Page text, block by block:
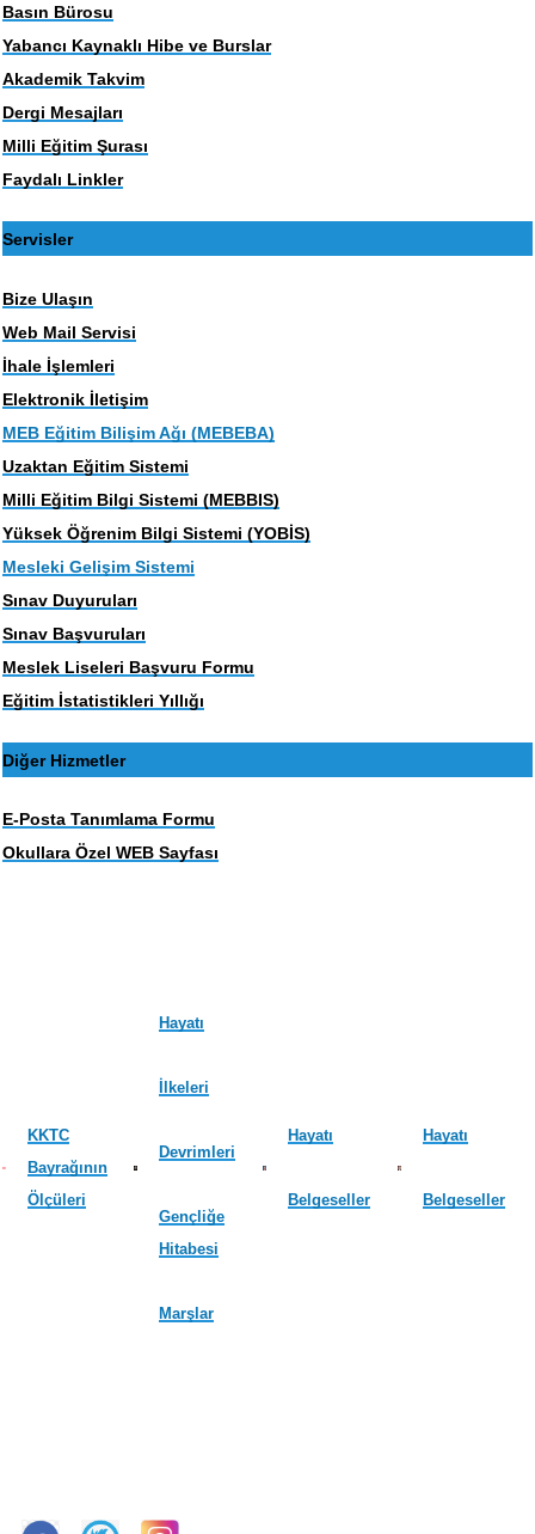
Basın Bürosu
Yabancı Kaynaklı Hibe ve Burslar
Akademik Takvim
Dergi Mesajları
Milli Eğitim Şurası
Faydalı Linkler
Servisler
Bize Ulaşın
Web Mail Servisi
İhale İşlemleri
Elektronik İletişim
MEB Eğitim Bilişim Ağı (MEBEBA)
Uzaktan Eğitim Sistemi
Milli Eğitim Bilgi Sistemi (MEBBIS)
Yüksek Öğrenim Bilgi Sistemi (YOBİS)
Mesleki Gelişim Sistemi
Sınav Duyuruları
Sınav Başvuruları
Meslek Liseleri Başvuru Formu
Eğitim İstatistikleri Yıllığı
Diğer Hizmetler
E-Posta Tanımlama Formu
Okullara Özel WEB Sayfası
KKTC
Bayrağının
Ölçüleri
Hayatı
İlkeleri
Devrimleri
Gençliğe
Hitabesi
Marşlar
Hayatı
Belgeseller
Hayatı
Belgeseller